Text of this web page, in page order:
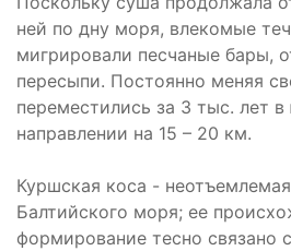
ней по дну моря, влекомые
мигрировали песчаные бары,
пересыпи. Постоянно меняя
переместились за 3 тыс. лет
направлении на 15 – 20 км.
Куршская коса -
Балтийского моря; ее
формирование тесно связано